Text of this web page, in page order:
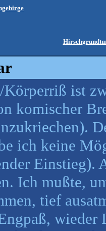
ist
komischer
ich keine
Einstieg).
Ich mußte,
tief